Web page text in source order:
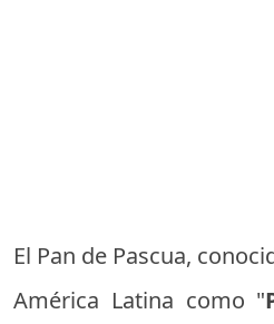
El Pan de Pascua,
América Latina como "